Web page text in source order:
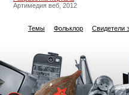
Артимедия веб, 2012
Темы Фольклор Свидетели